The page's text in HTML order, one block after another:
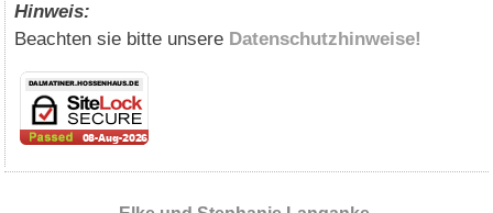
Hinweis:
Beachten sie bitte unsere Datenschutzhinweise!